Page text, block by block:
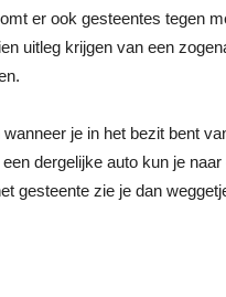
er ook gesteentes tegen
uitleg krijgen van een
je in het bezit bent
dergelijke auto kun je naar
gesteente zie je dan